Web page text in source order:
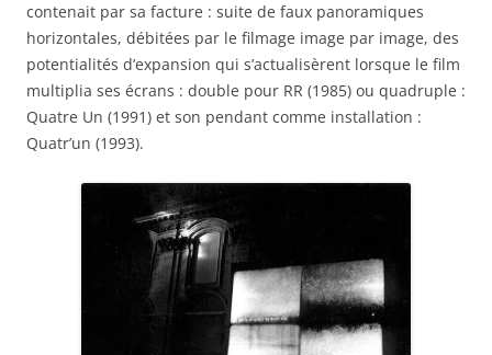
contenait par sa facture : suite de faux panoramiques
horizontales, débitées par le filmage image par image, des
potentialités d’expansion qui s’actualisèrent lorsque le film
multiplia ses écrans : double pour RR (1985) ou quadruple :
Quatre Un (1991) et son pendant comme installation :
Quatr’un (1993).